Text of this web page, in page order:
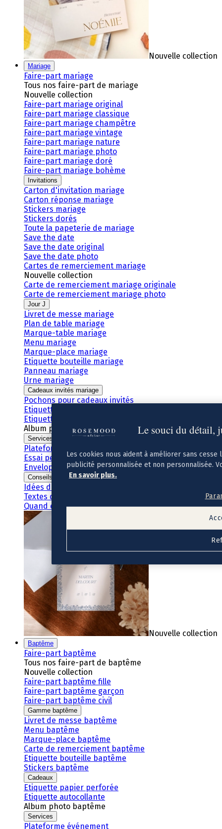
Nouvelle collection
Mariage
Faire-part mariage
Tous nos faire-part de mariage
Nouvelle collection
Faire-part mariage original
Faire-part mariage classique
Faire-part mariage champêtre
Faire-part mariage vintage
Faire-part mariage nature
Faire-part mariage photo
Faire-part mariage doré
Faire-part mariage bohème
Invitations
Carton d'invitation mariage
Carton réponse mariage
Stickers mariage
Stickers dorés
Toute la papeterie de mariage
Save the date
Save the date original
Save the date photo
Cartes de remerciement mariage
Nouvelle collection
Carte de remerciement mariage originale
Carte de remerciement mariage photo
Jour J
Livret de messe mariage
Plan de table mariage
Marque-table mariage
Menu mariage
Marque-place mariage
Etiquette bouteille mariage
Panneau mariage
Urne mariage
Cadeaux invités mariage
Pochons pour cadeaux invités
Etiquette autocollante
Etiquette papier perforée
Album photo mariage
Services
Plateforme événement
Essai personnalisé offert
Enveloppes
Conseils
Idées de texte faire-part mariage
Textes de remerciement mariage
Quand envoyer un faire-part de mariage ?
Nouvelle collection
Baptême
Faire-part baptême
Tous nos faire-part de baptême
Nouvelle collection
Faire-part baptême fille
Faire-part baptême garçon
Faire-part baptême civil
Gamme baptême
Livret de messe baptême
Menu baptême
Marque-place baptême
Carte de remerciement baptême
Etiquette bouteille baptême
Stickers baptême
Cadeaux
Etiquette papier perforée
Etiquette autocollante
Album photo baptême
Services
Plateforme événement
Le souci du détail,
Les cookies nous aident à améliorer sans
publicité personnalisée et non personnalisée.
En savoir plus.